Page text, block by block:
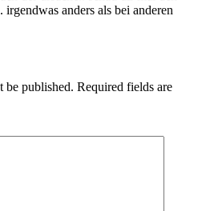
anders als bei anderen
be published. Required fields are